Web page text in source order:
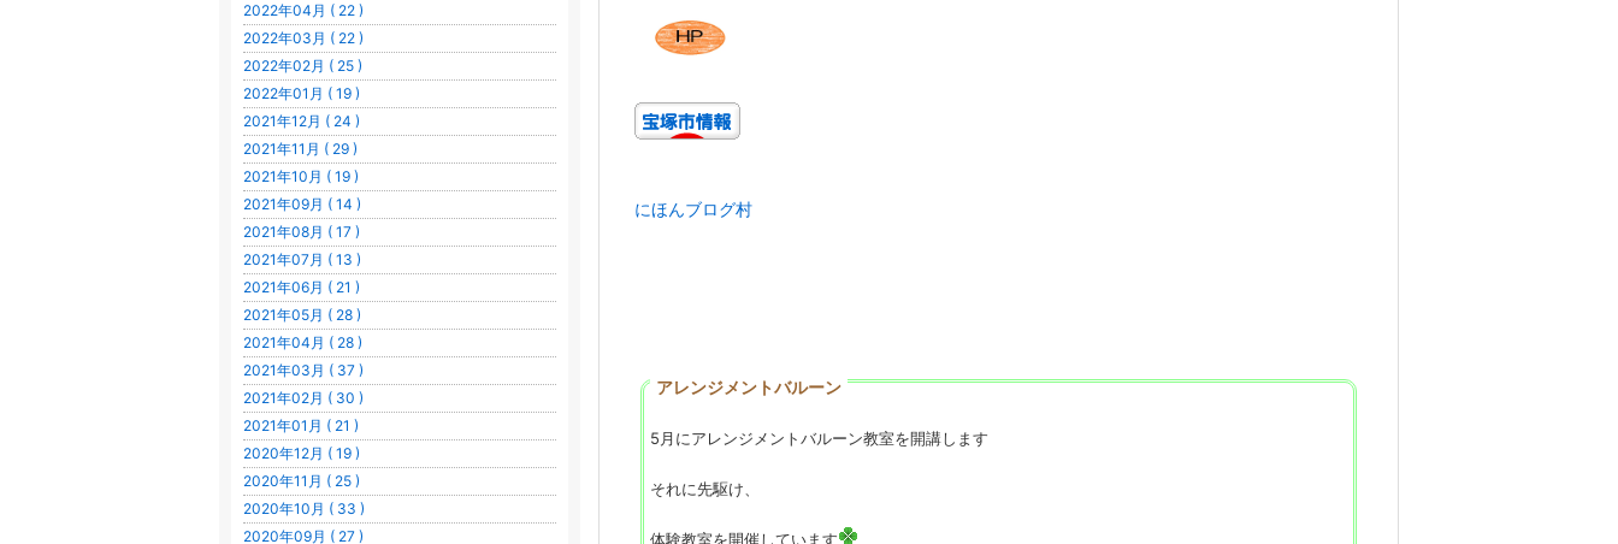
にほんブログ村
アレンジメントバルーン
5月にアレンジメントバルーン教室を開講します
それに先駆け、
体験教室を開催しています
2022年04月 ( 22 )
2022年03月 ( 22 )
2022年02月 ( 25 )
2022年01月 ( 19 )
2021年12月 ( 24 )
2021年11月 ( 29 )
2021年10月 ( 19 )
2021年09月 ( 14 )
2021年08月 ( 17 )
2021年07月 ( 13 )
2021年06月 ( 21 )
2021年05月 ( 28 )
2021年04月 ( 28 )
2021年03月 ( 37 )
2021年02月 ( 30 )
2021年01月 ( 21 )
2020年12月 ( 19 )
2020年11月 ( 25 )
2020年10月 ( 33 )
2020年09月 ( 27 )